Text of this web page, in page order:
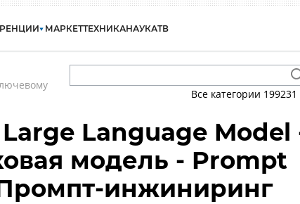
МАРКЕТТЕХНИКАНАУКАТВ
Все категории 199231
Language Model
модель - Prompt
инжиниринг